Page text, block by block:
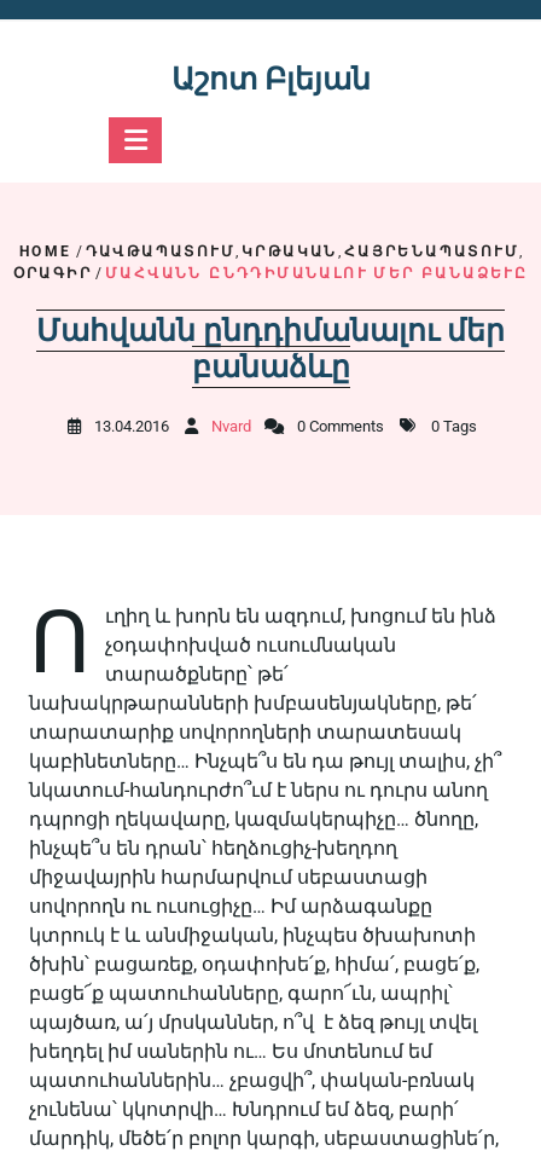
Աշոտ Բլեյան
HOME / ԴԱՎԹԱՊԱՏՈՒՄ, ԿՐԹԱԿԱՆ , ՀԱՅՐԵՆԱՊԱՏՈՒՄ,
ՕՐԱԳԻՐ / ՄԱՀՎԱՆՆ ԸՆԴԴԻՄԱՆԱԼՈՒ ՄԵՐ ԲԱՆԱՁԵՒԸ
Մահվանն ընդդիմանալու մեր
բանաձևը
13.04.2016 Nvard 0 Comments 0 Tags
Ո
ւղիղ և խորն են ազդում, խոցում են ինձ
չօդափոխված ուսումնական
տարածքները՝ թե՛
նախակրթարանների խմբասենյակները, թե՛
տարատարիք սովորողների տարատեսակ
կաբինետները… Ինչպե՞ս են դա թույլ տալիս, չի՞
նկատում-հանդուրժո՞ւմ է ներս ու դուրս անող
դպրոցի ղեկավարը, կազմակերպիչը… ծնողը,
ինչպե՞ս են դրան՝ հեղձուցիչ-խեղդող
միջավայրին հարմարվում սեբաստացի
սովորողն ու ուսուցիչը… Իմ արձագանքը
կտրուկ է և անմիջական, ինչպես ծխախոտի
ծխին՝ բացառեք, օդափոխե՛ք, հիմա՛, բացե՛ք,
բացե՜ք պատուհանները, գարո՜ւն, ապրիլ՝
պայծառ, ա՛յ մրսկաններ, ո՞վ է ձեզ թույլ տվել
խեղդել իմ սաներին ու… Ես մոտենում եմ
պատուհաններին… չբացվի՞, փական-բռնակ
չունենա՝ կկոտրվի… Խնդրում եմ ձեզ, բարի՛
մարդիկ, մեծե՛ր բոլոր կարգի, սեբաստացինե՛ր,